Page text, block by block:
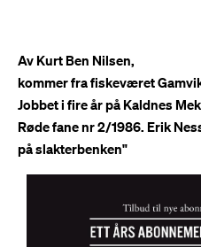
Av Kurt Ben Nilsen,
kommer fra fiskeværet
Jobbet i fire år på Kaldnes
Røde fane nr 2/1986. Erik
på slakterbenken"